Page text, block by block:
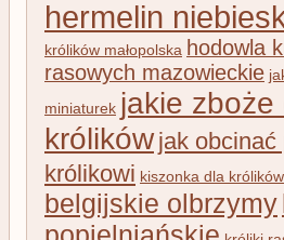
hermelin
królików małopolska hodowla
rasowych mazowieckie
miniaturek jakie zboże
królików jak obcinać
królikowi kiszonka dla królików
belgijskie olbrzymy